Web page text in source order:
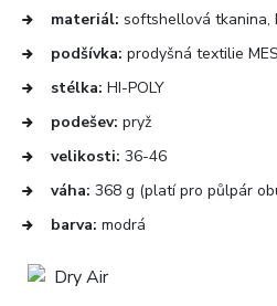
materiál: softshellová tkanina,
podšívka: prodyšná textilie
stélka: HI-POLY
podešev: pryž
velikosti: 36-46
váha: 368 g (platí pro půlpár
barva: modrá